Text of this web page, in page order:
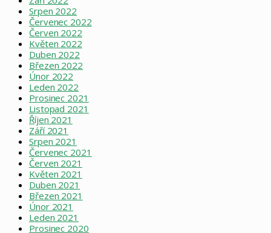
Srpen 2022
Červenec 2022
Červen 2022
Květen 2022
Duben 2022
Březen 2022
Únor 2022
Leden 2022
Prosinec 2021
Listopad 2021
Říjen 2021
Září 2021
Srpen 2021
Červenec 2021
Červen 2021
Květen 2021
Duben 2021
Březen 2021
Únor 2021
Leden 2021
Prosinec 2020